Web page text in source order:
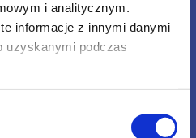
i analitycznym.
informacje z innymi danymi
uzyskanymi podczas